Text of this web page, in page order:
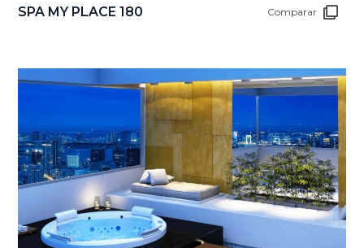
SPA MY PLACE 180 Comparar